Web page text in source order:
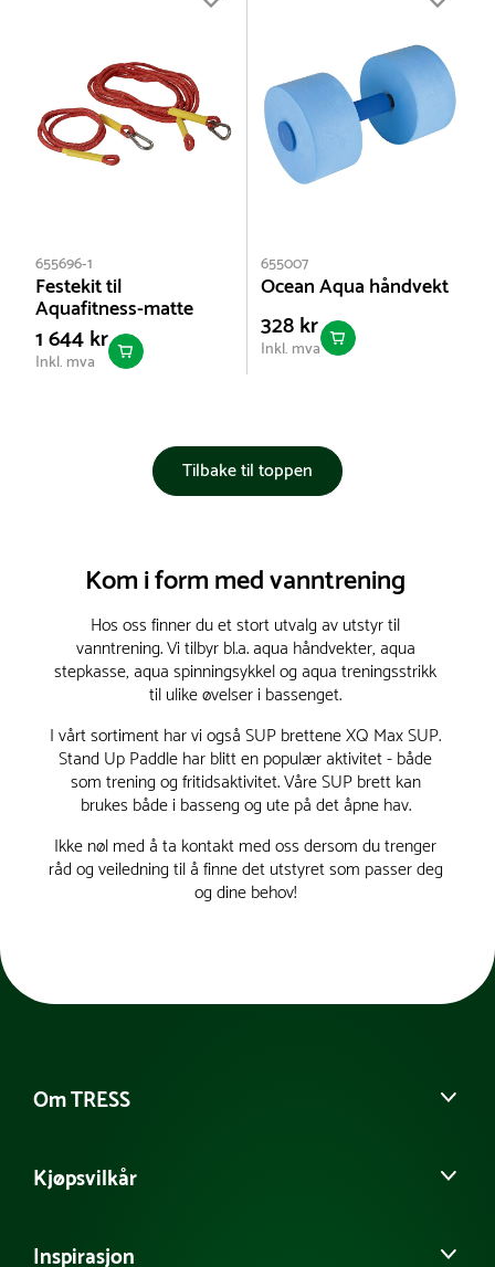
655696-1
Festekit til
Aquafitness-matte
1 644 kr
Inkl. mva
655007
Ocean Aqua håndvekt
328 kr
Inkl. mva
Tilbake til toppen
Kom i form med vanntrening
Hos oss finner du et stort utvalg av utstyr til
vanntrening. Vi tilbyr bl.a. aqua håndvekter, aqua
stepkasse, aqua spinningsykkel og aqua treningsstrikk
til ulike øvelser i bassenget.
I vårt sortiment har vi også SUP brettene XQ Max SUP.
Stand Up Paddle har blitt en populær aktivitet - både
som trening og fritidsaktivitet. Våre SUP brett kan
brukes både i basseng og ute på det åpne hav.
Ikke nøl med å ta kontakt med oss dersom du trenger
råd og veiledning til å finne det utstyret som passer deg
og dine behov!
Om TRESS
Vår historie
Kontakt kundeservice
Kjøpsvilkår
Inspirasjon